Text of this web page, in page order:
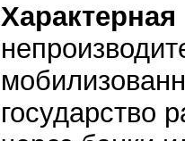
Характерная
государство